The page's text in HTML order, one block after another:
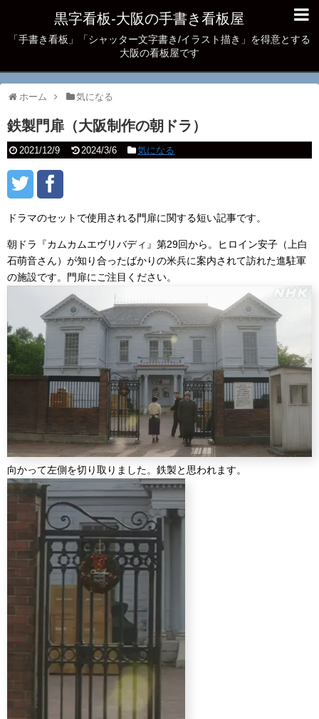
黒字看板‐大阪の手書き看板屋
「手書き看板」「シャッター文字書き/イラスト描き」を得意とする
大阪の看板屋です
ホーム 気になる
鉄製門扉（大阪制作の朝ドラ）
2021/12/9 2024/3/6 気になる
ドラマのセットで使用される門扉に関する短い記事です。
朝ドラ『カムカムエヴリバディ』第29回から。ヒロイン安子（上白
石萌音さん）が知り合ったばかりの米兵に案内されて訪れた進駐軍
の施設です。門扉にご注目ください。
向かって左側を切り取りました。鉄製と思われます。